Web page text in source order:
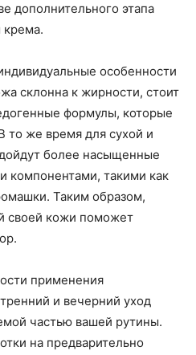
дополнительного этапа
крема.
особенности
склонна к жирности, стоит
формулы, которые
то же время для сухой и
более насыщенные
компонентами, такими как
Таким образом,
своей кожи поможет
применения
и вечерний уход
частью вашей рутины.
на предварительно